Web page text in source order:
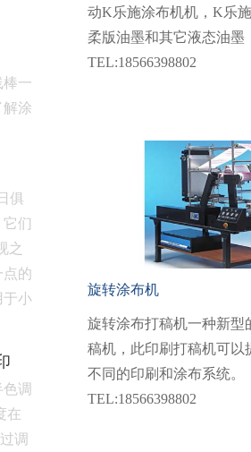
一
涂
俱
们
之
点的
小
调
在
调
动K乐施涂布机机，K乐
柔版油墨和其它液态油墨
TEL:18566398802
旋转涂布机
旋转涂布打稿机一种新型
稿机，此印刷打稿机可以
不同的印刷和涂布系统。
TEL:18566398802